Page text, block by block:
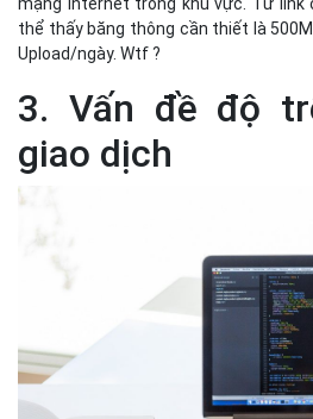
Không ai xa lạ với vấn đề này. Mạng
nhiều thời gian để xác minh 1 giao
thuật hoặc những mô hình
đề này. Nhưng thực sự thì vẫn chưa
truyền thống như Visa. Tôi đang có ý
thành 1 loại tiền để giao dịch trên